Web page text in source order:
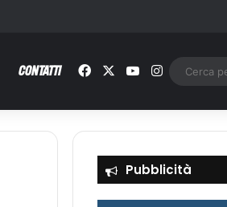
CONTATTI Facebook You TubeInstagram
Pubblicità